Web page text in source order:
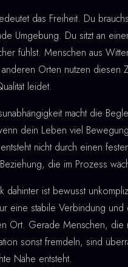
das Freiheit. Du
Umgebung. Du sitzt an
fühlst. Menschen aus
Orten nutzen diesen
leidet.
macht die
dein Leben viel
entsteht nicht durch einen
die im Prozess
dahinter ist bewusst
eine stabile Verbindung und
Ort. Gerade Menschen, die
sonst fremdeln, sind
Nähe entsteht.